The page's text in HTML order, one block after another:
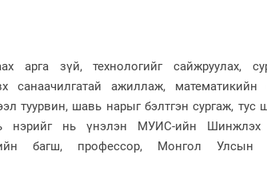
арга зүй, технологийг сайжруулах,
санаачилгатай ажиллаж, математикийн
туурвин, шавь нарыг бэлтгэн сургаж, тус
нэрийг нь үнэлэн МУИС-ийн Шинжлэх
багш, профессор, Монгол Улсын